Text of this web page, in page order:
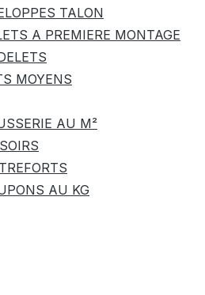
TALON
A PREMIERE MONTAGE
MOYENS
AU M²
AU KG